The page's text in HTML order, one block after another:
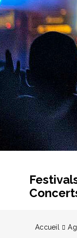
Accueil